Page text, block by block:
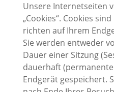
Unsere Internetseiten
„Cookies“. Cookies
richten auf Ihrem
Sie werden entweder
Dauer einer Sitzung
dauerhaft
Endgerät gespeichert.